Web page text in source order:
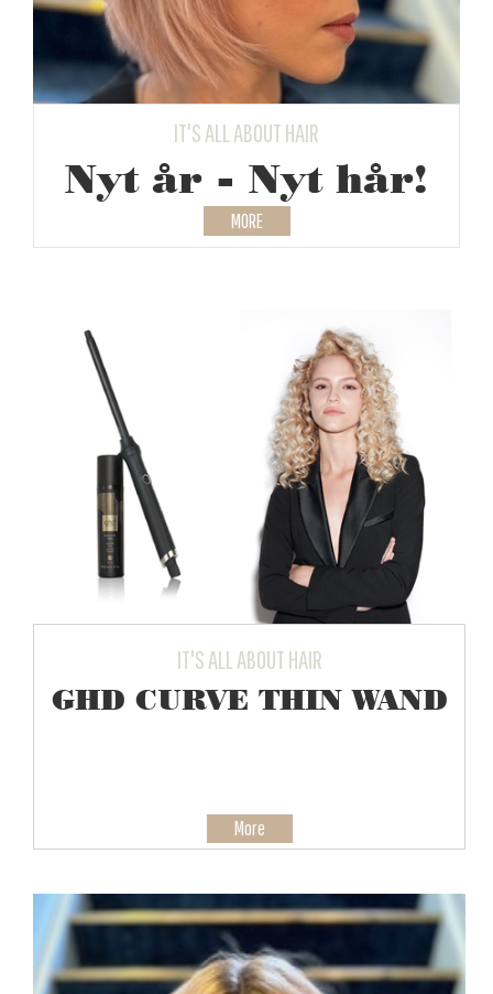
IT'S ALL ABOUT HAIR
Nyt år - Nyt hår!
MORE
IT'S ALL ABOUT HAIR
GHD CURVE THIN WAND
More